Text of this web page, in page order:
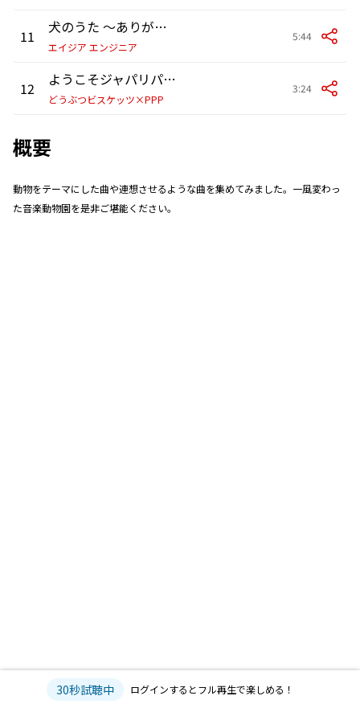
11 犬のうた ～ありがとう～
エイジア エンジニア
5:44
12 ようこそジャパリパークへ
どうぶつビスケッツ×PPP
3:24
概要
動物をテーマにした曲や連想させるような曲を集めてみました。一風変わっ
た音楽動物園を是非ご堪能ください。
30秒試聴中 ログインするとフル再生で楽しめる！